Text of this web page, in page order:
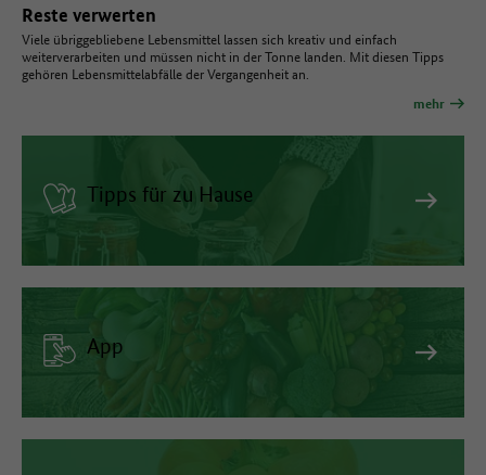
Reste verwerten
Viele übriggebliebene Lebensmittel lassen sich kreativ und einfach
weiterverarbeiten und müssen nicht in der Tonne landen. Mit diesen Tipps
gehören Lebensmittelabfälle der Vergangenheit an.
mehr
Tipps für zu Hause
App